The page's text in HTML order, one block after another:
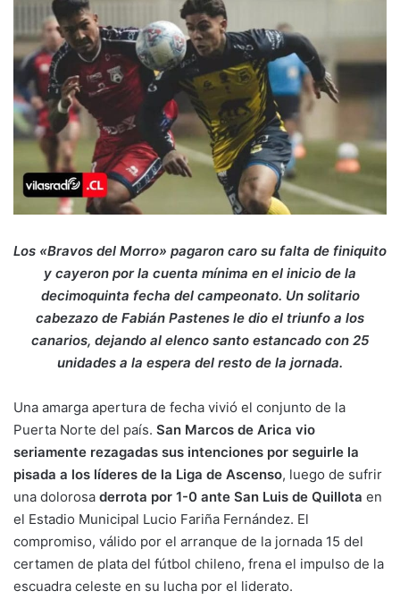
Los «Bravos del Morro» pagaron caro su falta de finiquito
y cayeron por la cuenta mínima en el inicio de la
decimoquinta fecha del campeonato. Un solitario
cabezazo de Fabián Pastenes le dio el triunfo a los
canarios, dejando al elenco santo estancado con 25
unidades a la espera del resto de la jornada.
Una amarga apertura de fecha vivió el conjunto de la
Puerta Norte del país. San Marcos de Arica vio
seriamente rezagadas sus intenciones por seguirle la
pisada a los líderes de la Liga de Ascenso, luego de sufrir
una dolorosa derrota por 1-0 ante San Luis de Quillota en
el Estadio Municipal Lucio Fariña Fernández. El
compromiso, válido por el arranque de la jornada 15 del
certamen de plata del fútbol chileno, frena el impulso de la
escuadra celeste en su lucha por el liderato.